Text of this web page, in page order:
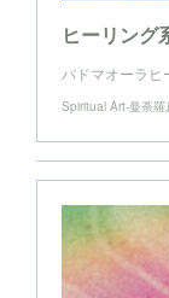
ヒーリング
パドマオーラヒ
Spiritual Art-曼荼羅